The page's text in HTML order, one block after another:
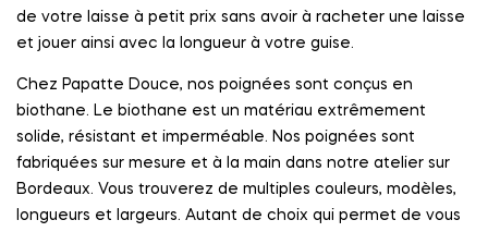
de votre laisse à petit prix sans avoir à racheter une laisse
et jouer ainsi avec la longueur à votre guise.
Chez Papatte Douce, nos poignées sont conçus en
biothane. Le biothane est un matériau extrêmement
solide, résistant et imperméable. Nos poignées sont
fabriquées sur mesure et à la main dans notre atelier sur
Bordeaux. Vous trouverez de multiples couleurs, modèles,
longueurs et largeurs. Autant de choix qui permet de vous